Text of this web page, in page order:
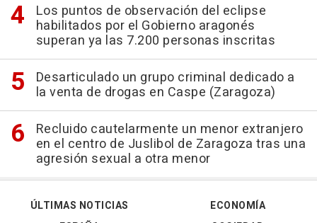
Los puntos de observación del eclipse
habilitados por el Gobierno aragonés
superan ya las 7.200 personas inscritas
Desarticulado un grupo criminal dedicado a
la venta de drogas en Caspe (Zaragoza)
Recluido cautelarmente un menor extranjero
en el centro de Juslibol de Zaragoza tras una
agresión sexual a otra menor
ÚLTIMAS NOTICIAS
ECONOMÍA